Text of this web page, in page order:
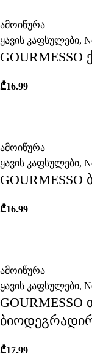
ამოიწურა
ყავის კაფსულები,
GOURMESSO
₾16.99
ამოიწურა
ყავის კაფსულები,
GOURMESSO
₾16.99
ამოიწურა
ყავის კაფსულები,
₾17.99